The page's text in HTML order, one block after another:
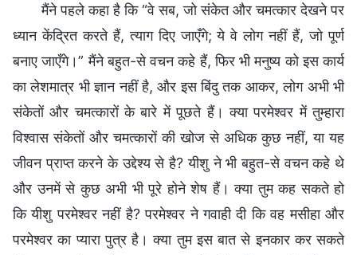
मैंने पहले कहा है कि “वे सब, जो संकेत और चमत्कार देखने पर
ध्यान केंद्रित करते हैं, त्याग दिए जाएँगे; ये वे लोग नहीं हैं, जो पूर्ण
बनाए जाएँगे।” मैंने बहुत-से वचन कहे हैं, फिर भी मनुष्य को इस कार्य
का लेशमात्र भी ज्ञान नहीं है, और इस बिंदु तक आकर, लोग अभी भी
संकेतों और चमत्कारों के बारे में पूछते हैं। क्या परमेश्वर में तुम्हारा
विश्वास संकेतों और चमत्कारों की खोज से अधिक कुछ नहीं, या यह
जीवन प्राप्त करने के उद्देश्य से है? यीशु ने भी बहुत-से वचन कहे थे
और उनमें से कुछ अभी भी पूरे होने शेष हैं। क्या तुम कह सकते हो
कि यीशु परमेश्वर नहीं है? परमेश्वर ने गवाही दी कि वह मसीहा और
परमेश्वर का प्यारा पुत्र है। क्या तुम इस बात से इनकार कर सकते